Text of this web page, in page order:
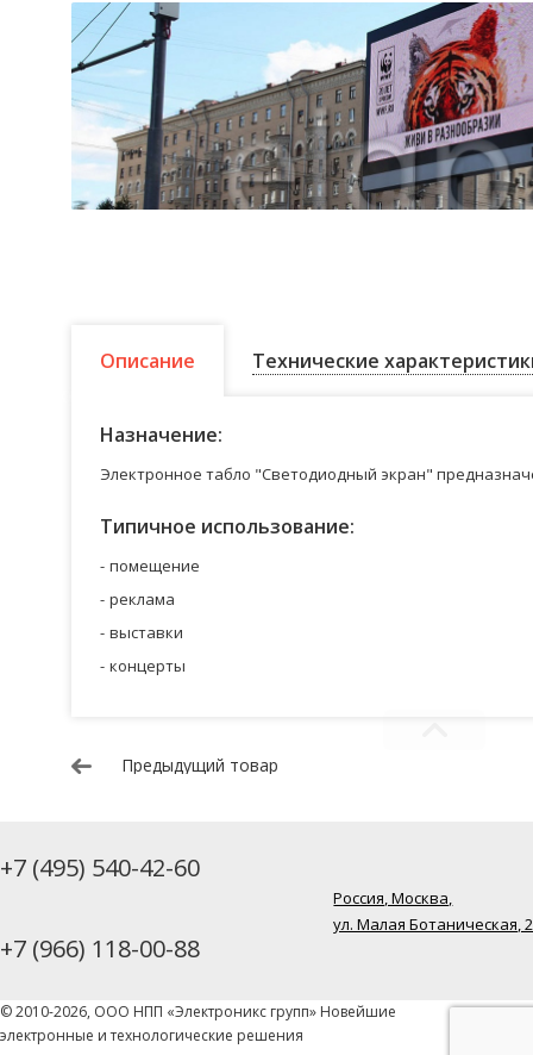
Описание Технические
Назначение:
Электронное табло "Светодиодный экран"
Типичное использование:
помещение
реклама
выставки
концерты
Предыдущий товар
+7 (495) 540-42-60
+7 (966) 118-00-88
Россия, Москва,
ул. Малая Ботаническая,
© 2010-2026, ООО НПП «Электроникс групп» Новейшие
электронные и технологические решения